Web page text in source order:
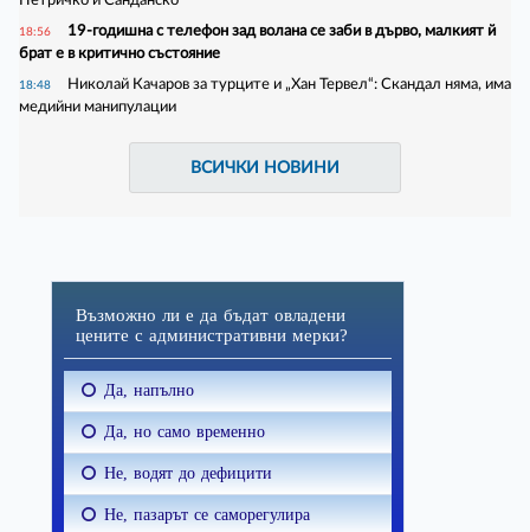
18:56
19-годишна с телефон зад волана се заби в дърво, малкият й
брат е в критично състояние
18:48
Николай Качаров за турците и „Хан Тервел“: Скандал няма, има
медийни манипулации
ВСИЧКИ НОВИНИ